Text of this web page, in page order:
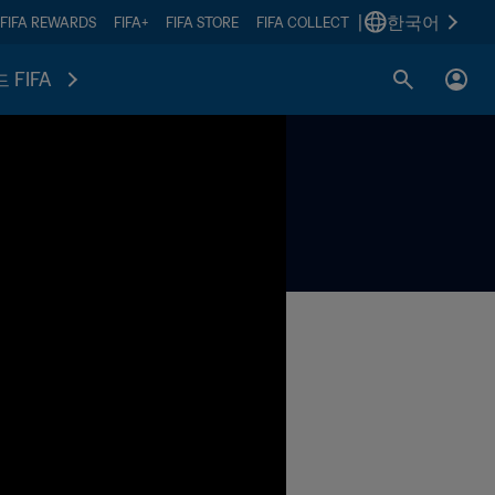
FIFA REWARDS FIFA+ FIFA STORE FIFA COLLECT 한국어
FIFA